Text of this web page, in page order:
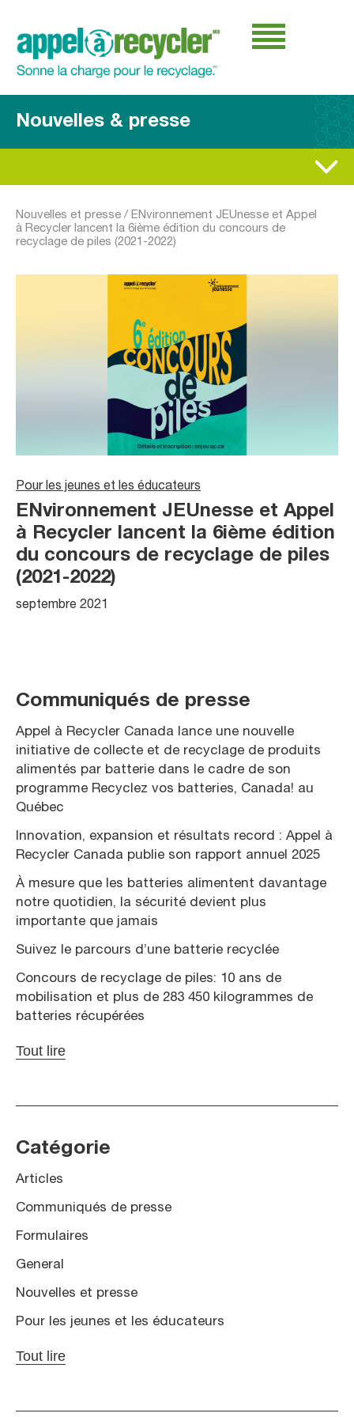
Nouvelles & presse
Nouvelles et presse / ENvironnement JEUnesse et Appel
à Recycler lancent la 6ième édition du concours de
recyclage de piles (2021-2022)
Pour les jeunes et les éducateurs
ENvironnement JEUnesse et Appel
à Recycler lancent la 6ième édition
du concours de recyclage de piles
(2021-2022)
septembre 2021
Communiqués de presse
Appel à Recycler Canada lance une nouvelle
initiative de collecte et de recyclage de produits
alimentés par batterie dans le cadre de son
programme Recyclez vos batteries, Canada! au
Québec
Innovation, expansion et résultats record : Appel à
Recycler Canada publie son rapport annuel 2025
À mesure que les batteries alimentent davantage
notre quotidien, la sécurité devient plus
importante que jamais
Suivez le parcours d’une batterie recyclée
Concours de recyclage de piles: 10 ans de
mobilisation et plus de 283 450 kilogrammes de
batteries récupérées
Tout lire
Catégorie
Articles
Communiqués de presse
Formulaires
General
Nouvelles et presse
Pour les jeunes et les éducateurs
Tout lire